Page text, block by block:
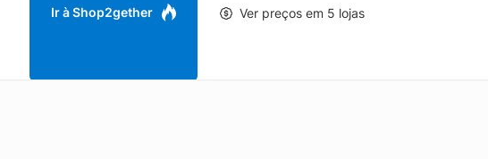
Ir à Shop2gether Ver preços em 5 lojas